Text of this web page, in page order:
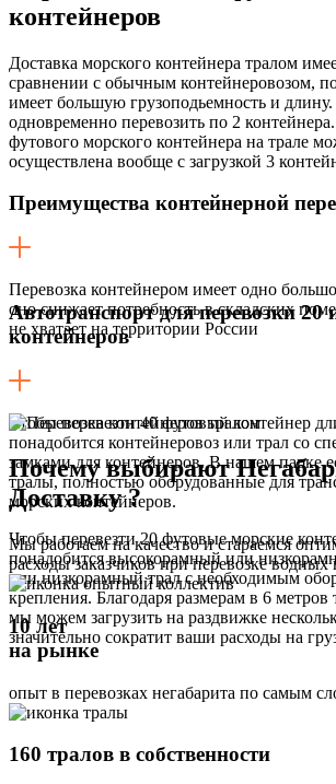
контейнеров
Доставка морского контейнера тралом
сравнении с обычным контейнеровозом,
имеет большую грузоподьемность и длину.
одновременно перевозить по 2
футового морского контейнера на трале
осуществлена вообще с загрузкой 3
Преимущества контейнерной
Перевозка контейнером имеет одно
оно снижает потребность в складских
не хватает на территории России
Автотранспорт для перевозки 20
контейнеров
Чтобы перевезти 40 футовый контейнер
понадобится контейнеровоз или трал со
замками для контейнеров. В нашем парке
тралы, полностью оборудованные для
морских контейнеров.
Чтобы перевезти 20 футовые морские
понадобится высокорамный или
или низкорамный трал с необходимым
крепления. Благодаря размерам в 6 метров
мы можем загрузить на раздвижке
значительно сократит ваши расходы на
Почему выбирают
Доставку ?
Мы работаем на качество и стараемся
расходы заказчиков при перевозке водных
10 лет
на рынке
опыт в перевозках негабарита по самым
160 тралов в собственности